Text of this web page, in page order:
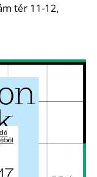
tér 11-12,